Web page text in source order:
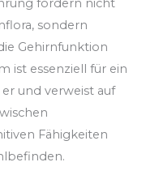
sondern
Gehirnfunktion
ist essenziell für ein
er und verweist auf
Fähigkeiten